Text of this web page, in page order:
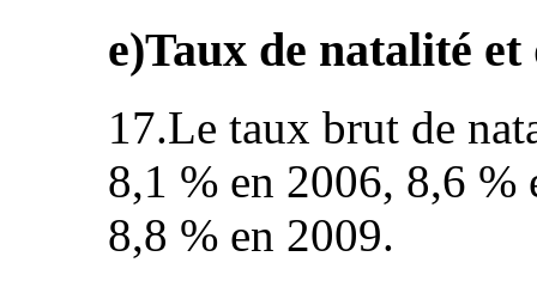
e)Taux de natalité
17.Le taux brut de
8,1 % en 2006, 8,6 %
8,8 % en 2009.